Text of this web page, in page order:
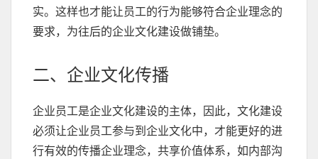
实。这样也才能让员工的行为能够符合企业理念的
要求，为往后的企业文化建设做铺垫。
二、企业文化传播
企业员工是企业文化建设的主体，因此，文化建设
必须让企业员工参与到企业文化中，才能更好的进
行有效的传播企业理念，共享价值体系，如内部沟